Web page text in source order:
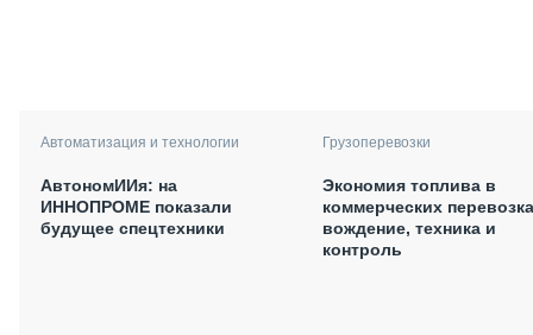
Автоматизация и технологии
АвтономИИя: на
ИННОПРОМЕ показали
будущее спецтехники
Грузоперевозки
Экономия топлива в
коммерческих
вождение, техника и
контроль